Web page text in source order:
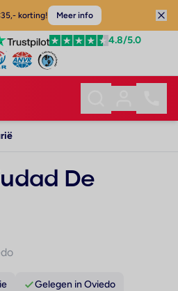
korting! Meer info
4.8/5.0
De
Gelegen in Oviedo